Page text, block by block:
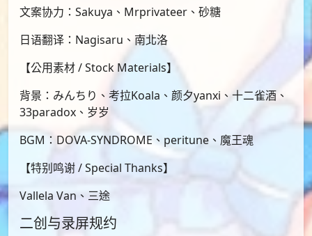
文案协力：Sakuya、Mrprivateer、砂糖
日语翻译：Nagisaru、南北洛
【公用素材 / Stock Materials】
背景：みんちり、考拉Koala、颜夕yanxi、十二雀酒、
33paradox、岁岁
BGM：DOVA-SYNDROME、peritune、魔王魂
【特别鸣谢 / Special Thanks】
Vallela Van、三途
二创与录屏规约